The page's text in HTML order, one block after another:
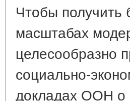
Чтобы получить
масштабах
целесообразно
социально-
докладах ООН о